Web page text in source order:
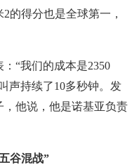
的得分也是全球第一，
“我们的成本是2350
声持续了10多秒钟。发
他说，他是诺基亚负责
谷混战”